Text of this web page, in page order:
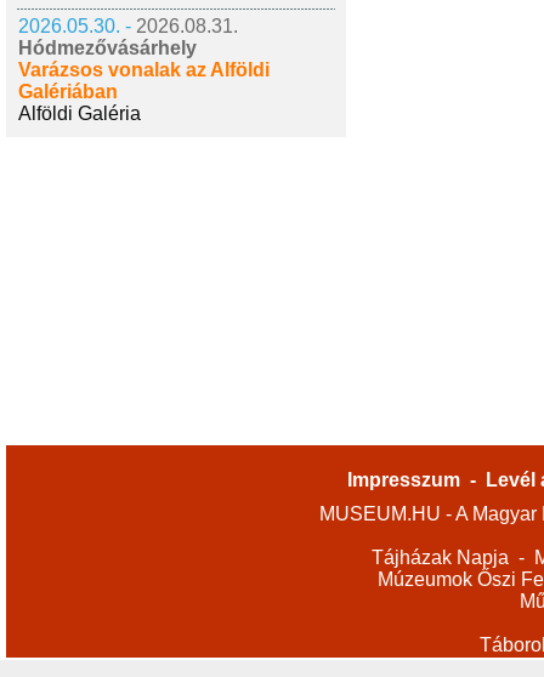
2026.05.30. - 2026.08.31.
Hódmezővásárhely
Varázsos vonalak az Alföldi
Galériában
Alföldi Galéria
Impresszum -
Levél
MUSEUM.HU - A
Tájházak Napja -
Múzeumok Őszi